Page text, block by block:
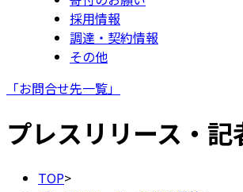
採用情報
調達・契約情報
その他
「お問合せ先一覧」
プレスリリース・記
TOP>